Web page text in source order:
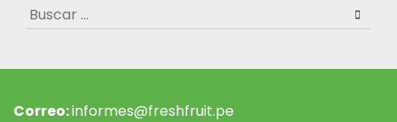
Buscar:
Correo:informes@freshfruit.pe